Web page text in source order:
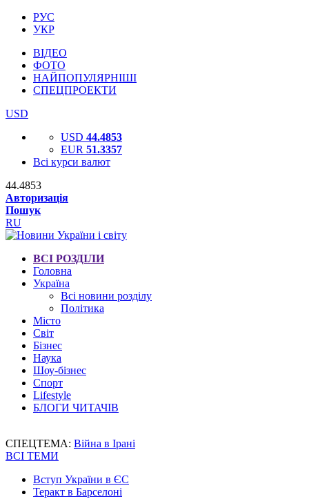
РУС
УКР
ВІДЕО
ФОТО
НАЙПОПУЛЯРНІШІ
СПЕЦПРОЕКТИ
USD
USD 44.4853
EUR 51.3357
Всі курси валют
44.4853
Авторизація
Пошук
RU
ВСІ РОЗДІЛИ
Головна
Україна
Всі новини розділу
Політика
Місто
Світ
Бізнес
Наука
Шоу-бізнес
Спорт
Lifestyle
БЛОГИ ЧИТАЧІВ
СПЕЦТЕМА: Війна в Ірані
ВСІ ТЕМИ
Вступ України в ЄС
Теракт в Барселоні